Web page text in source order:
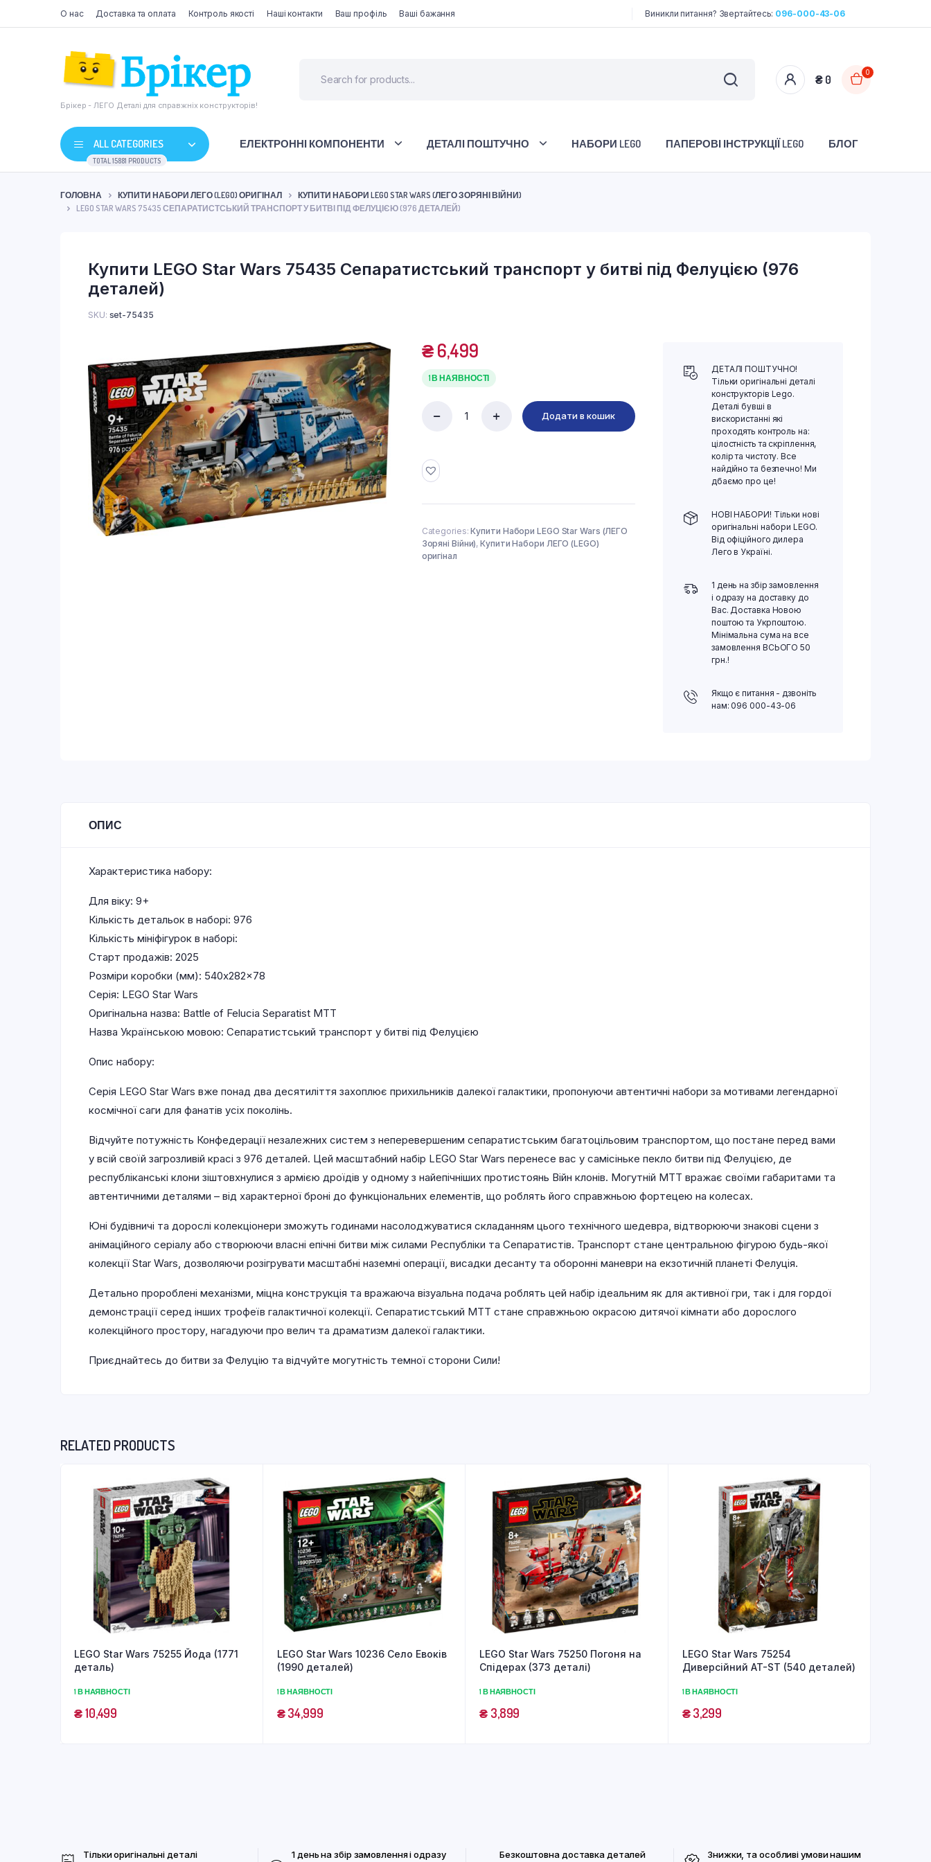
О нас Доставка та оплата Контроль якості Наші контакти Ваш профіль Ваші бажання Виникли питання? Звертайтесь: 096-000-43-06
Брікер - ЛЕГО Деталі для справжніх конструкторів!
₴ 0
0
ALL CATEGORIES
TOTAL 15881 PRODUCTS
ЕЛЕКТРОННІ КОМПОНЕНТИ ДЕТАЛІ ПОШТУЧНО НАБОРИ LEGO ПАПЕРОВІ ІНСТРУКЦІЇ LEGO БЛОГ
ГОЛОВНА КУПИТИ НАБОРИ ЛЕГО (LEGO) ОРИГІНАЛ
КУПИТИ НАБОРИ LEGO STAR WARS (ЛЕГО ЗОРЯНІ ВІЙНИ)
LEGO STAR WARS 75435 СЕПАРАТИСТСЬКИЙ ТРАНСПОРТ У БИТВІ ПІД ФЕЛУЦІЄЮ (976 ДЕТАЛЕЙ)
Купити LEGO Star Wars 75435 Сепаратистський транспорт у битві під Фелуцією (976
деталей)
SKU: set-75435
₴6,499
1 В НАЯВНОСТІ
75435
Сепаратистський
під
Фелуцією
(976
Додати в кошик
Categories:Купити Набори LEGO Star Wars (ЛЕГО
Зоряні Війни),Купити Набори ЛЕГО (LEGO)
оригінал
ДЕТАЛІ ПОШТУЧНО!
Тільки оригінальні деталі
конструкторів Lego.
Деталі бувші в
вискористанні які
проходять контроль на:
цілостність та скріплення,
колір та чистоту. Все
найдійно та безпечно! Ми
дбаємо про це!
НОВІ НАБОРИ! Тільки нові
оригінальні набори LEGO.
Від офіційного дилера
Лего в Україні.
1 день на збір замовлення
і одразу на доставку до
Вас. Доставка Новою
поштою та Укрпоштою.
Мінімальна сума на все
замовлення ВСЬОГО 50
грн.!
Якщо є питання - дзвоніть
нам: 096 000-43-06
ОПИС
Характеристика набору:
Для віку: 9+
Кількість детальок в наборі: 976
Кількість мініфігурок в наборі:
Старт продажів: 2025
Розміри коробки (мм): 540x282x78
Серія: LEGO Star Wars
Оригінальна назва: Battle of Felucia Separatist MTT
Назва Українською мовою: Сепаратистський транспорт у битві під Фелуцією
Опис набору:
Серія LEGO Star Wars вже понад два десятиліття захоплює прихильників далекої галактики, пропонуючи автентичні набори за мотивами легендарної
космічної саги для фанатів усіх поколінь.
Відчуйте потужність Конфедерації незалежних систем з неперевершеним сепаратистським багатоцільовим транспортом, що постане перед вами
у всій своїй загрозливій красі з 976 деталей. Цей масштабний набір LEGO Star Wars перенесе вас у самісіньке пекло битви під Фелуцією, де
республіканські клони зіштовхнулися з армією дроїдів у одному з найепічніших протистоянь Війн клонів. Могутній MTT вражає своїми габаритами та
автентичними деталями – від характерної броні до функціональних елементів, що роблять його справжньою фортецею на колесах.
Юні будівничі та дорослі колекціонери зможуть годинами насолоджуватися складанням цього технічного шедевра, відтворюючи знакові сцени з
анімаційного серіалу або створюючи власні епічні битви між силами Республіки та Сепаратистів. Транспорт стане центральною фігурою будь-якої
колекції Star Wars, дозволяючи розігрувати масштабні наземні операції, висадки десанту та оборонні маневри на екзотичній планеті Фелуція.
Детально пророблені механізми, міцна конструкція та вражаюча візуальна подача роблять цей набір ідеальним як для активної гри, так і для гордої
демонстрації серед інших трофеїв галактичної колекції. Сепаратистський MTT стане справжньою окрасою дитячої кімнати або дорослого
колекційного простору, нагадуючи про велич та драматизм далекої галактики.
Приєднайтесь до битви за Фелуцію та відчуйте могутність темної сторони Сили!
RELATED PRODUCTS
LEGO Star Wars 75255 Йода (1771
деталь)
1 В НАЯВНОСТІ
₴10,499
LEGO Star Wars 10236 Село Евоків
(1990 деталей)
1 В НАЯВНОСТІ
₴34,999
LEGO Star Wars 75250 Погоня на
Спідерах (373 деталі)
1 В НАЯВНОСТІ
₴3,899
LEGO Star Wars 75254
Диверсійний AT-ST (540 деталей)
1 В НАЯВНОСТІ
₴3,299
Тільки оригінальні деталі 1 день на збір замовлення і одразу Безкоштовна доставка деталей Знижки, та особливі умови нашим